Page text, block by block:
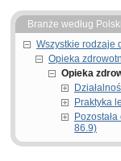
Branże według
Wszystkie rodzaje
Opieka
Opieka
Praktyka
86.9)